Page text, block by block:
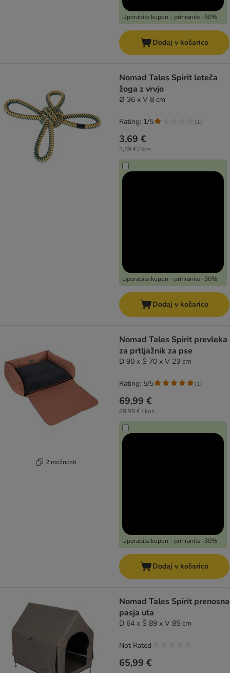
Uporabite kupon - prihranite -50%
Dodaj v košarico
Nomad Tales Spirit leteča
žoga z vrvjo
Ø 36 x V 8 cm
3,69 €
3,69 € / kos
Uporabite kupon - prihranite -30%
Rating: 1/5 (1)
Dodaj v košarico
2 možnosti
Nomad Tales Spirit prevleka
za prtljažnik za pse
D 90 x Š 70 x V 23 cm
69,99 €
69,99 € / kos
Uporabite kupon - prihranite -30%
Rating: 5/5 (1)
Dodaj v košarico
Nomad Tales Spirit prenosna
pasja uta
D 64 x Š 89 x V 85 cm
65,99 €
Not Rated